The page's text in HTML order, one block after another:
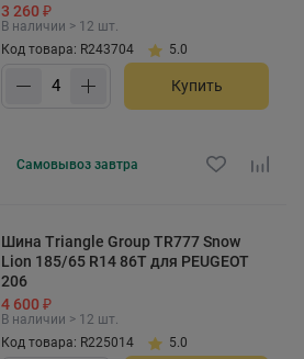
3 260 ₽
В наличии > 12 шт.
Код товара: R243704
5.0
Купить
Самовывоз завтра
Шина Triangle Group TR777 Snow
Lion 185/65 R14 86T для PEUGEOT
206
4 600 ₽
В наличии > 12 шт.
Код товара: R225014
5.0